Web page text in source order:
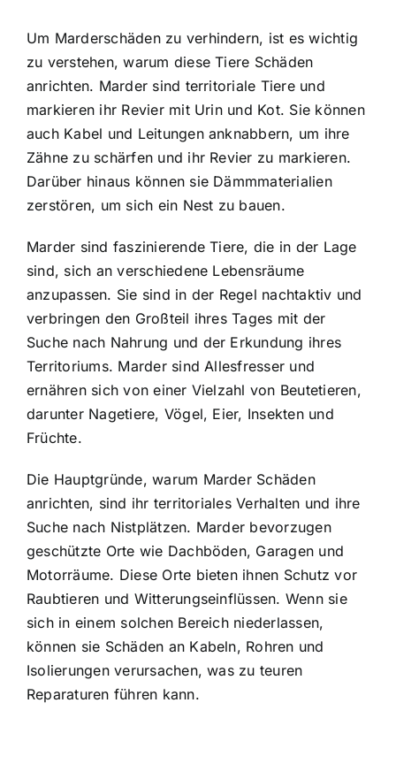
Um Marderschäden zu verhindern, ist es wichtig
zu verstehen, warum diese Tiere Schäden
anrichten. Marder sind territoriale Tiereund
markieren ihr Revier mit Urin und Kot. Sie können
auch Kabel und Leitungen anknabbern, um ihre
Zähne zu schärfen und ihr Revier zu markieren.
Darüber hinaus können sie Dämmmaterialien
zerstören, um sich ein Nest zu bauen.
Marder sind faszinierende Tiere, die in der Lage
sind, sich an verschiedene Lebensräume
anzupassen. Sie sind in der Regel nachtaktiv und
verbringen den Großteil ihres Tages mit der
Suche nach Nahrung und der Erkundung ihres
Territoriums. Marder sind Allesfresser und
ernähren sich von einer Vielzahl von Beutetieren,
darunter Nagetiere, Vögel, Eier, Insekten und
Früchte.
Die Hauptgründe, warum Marder Schäden
anrichten, sind ihr territoriales Verhalten und ihre
Suche nach Nistplätzen. Marder bevorzugen
geschützte Orte wie Dachböden, Garagen und
Motorräume. Diese Orte bieten ihnen Schutz vor
Raubtieren und Witterungseinflüssen. Wenn sie
sich in einem solchen Bereich niederlassen,
können sie Schäden an Kabeln, Rohren und
Isolierungen verursachen, was zu teuren
Reparaturen führen kann.